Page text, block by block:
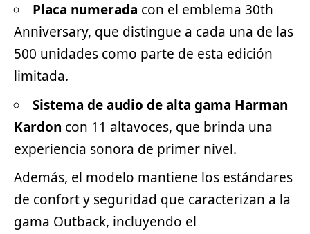
Placa numerada con el emblema 30th
Anniversary, que distingue a cada una de las
500 unidades como parte de esta edición
limitada.
Sistema de audio de alta gama Harman
Kardon con 11 altavoces, que brinda una
experiencia sonora de primer nivel.
Además, el modelo mantiene los estándares
de confort y seguridad que caracterizan a la
gama Outback, incluyendo el